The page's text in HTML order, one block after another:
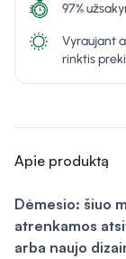
97%
Vyraujant
rinktis
Apie produktą
Dėmesio: šiuo
atrenkamos
arba naujo